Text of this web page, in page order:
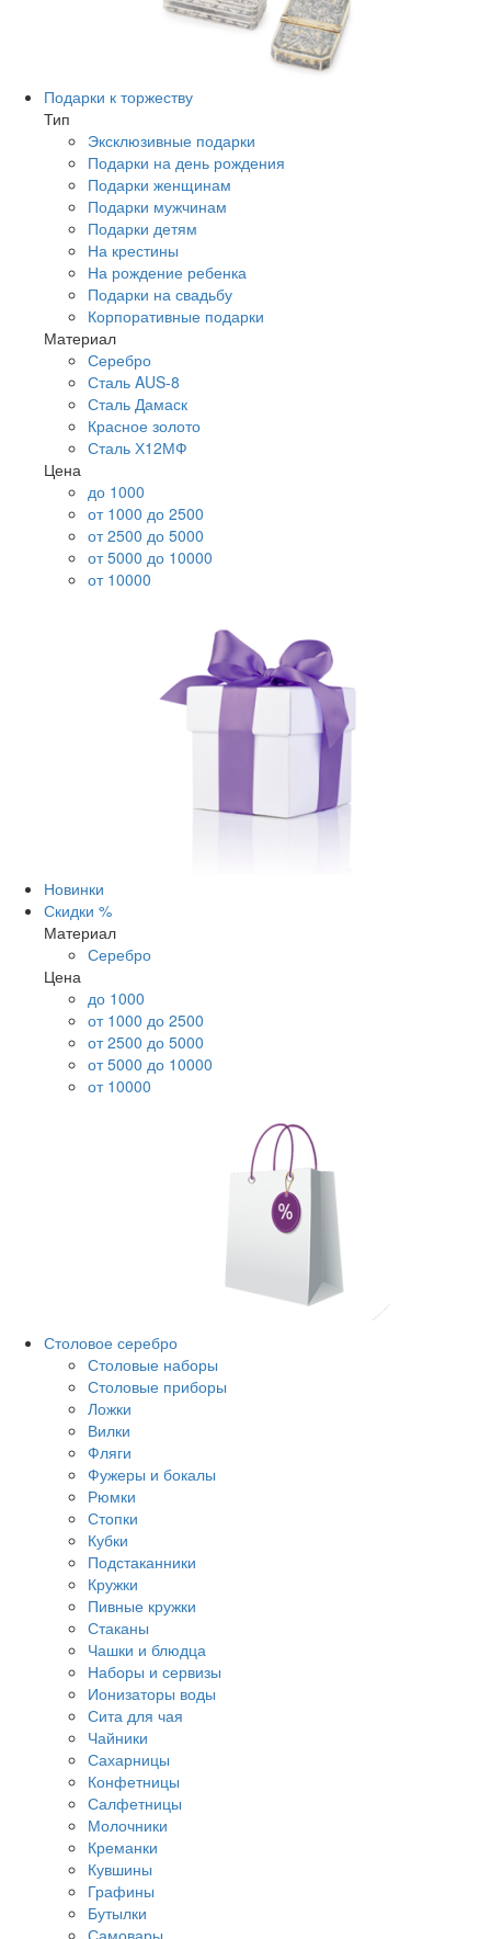
Подарки к торжеству
Тип
Эксклюзивные подарки
Подарки на день рождения
Подарки женщинам
Подарки мужчинам
Подарки детям
На крестины
На рождение ребенка
Подарки на свадьбу
Корпоративные подарки
Материал
Серебро
Сталь AUS-8
Сталь Дамаск
Красное золото
Сталь Х12МФ
Цена
до 1000
от 1000 до 2500
от 2500 до 5000
от 5000 до 10000
от 10000
Новинки
Скидки %
Материал
Серебро
Цена
до 1000
от 1000 до 2500
от 2500 до 5000
от 5000 до 10000
от 10000
Столовое серебро
Столовые наборы
Столовые приборы
Ложки
Вилки
Фляги
Фужеры и бокалы
Рюмки
Стопки
Кубки
Подстаканники
Кружки
Пивные кружки
Стаканы
Чашки и блюдца
Наборы и сервизы
Ионизаторы воды
Сита для чая
Чайники
Сахарницы
Конфетницы
Салфетницы
Молочники
Креманки
Кувшины
Графины
Бутылки
Самовары